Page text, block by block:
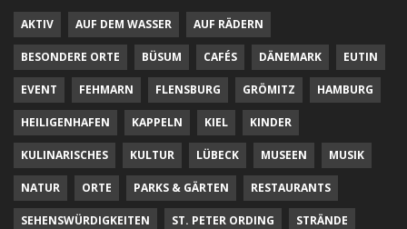
AKTIV AUF DEM WASSER AUF RÄDERN
BESONDERE ORTE BÜSUM CAFÉS DÄNEMARK EUTIN
EVENT FEHMARN FLENSBURG GRÖMITZ HAMBURG
HEILIGENHAFEN KAPPELN KIEL KINDER
KULINARISCHES KULTUR LÜBECK MUSEEN MUSIK
NATUR ORTE PARKS & GÄRTEN RESTAURANTS
SEHENSWÜRDIGKEITEN ST. PETER ORDING STRÄNDE